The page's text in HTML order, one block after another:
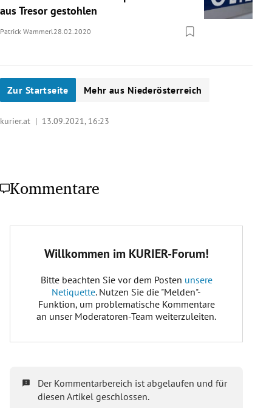
aus Tresor gestohlen
Patrick Wammerl28.02.2020
Zur Startseite Mehr aus Niederösterreich
kurier.at | 13.09.2021, 16:23
Kommentare